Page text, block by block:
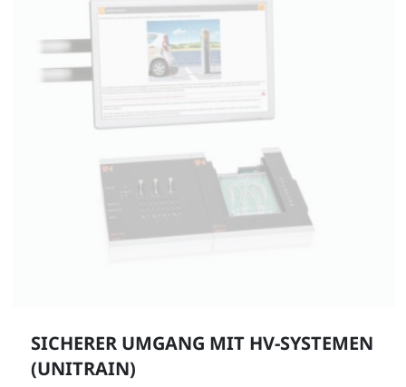
SICHERER UMGANG MIT HV-SYSTEMEN
(UNITRAIN)